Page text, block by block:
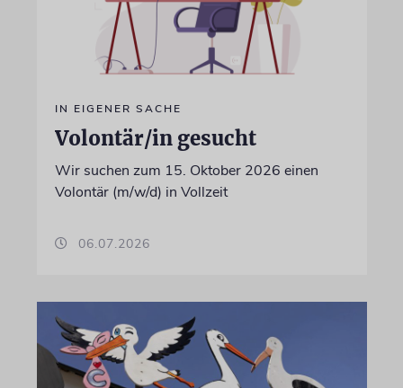
IN EIGENER SACHE
Volontär/in gesucht
Wir suchen zum 15. Oktober 2026 einen
Volontär (m/w/d) in Vollzeit
06.07.2026